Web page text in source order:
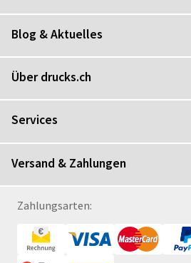
Blog & Aktuelles
Über drucks.ch
Services
Versand & Zahlungen
Zahlungsarten: